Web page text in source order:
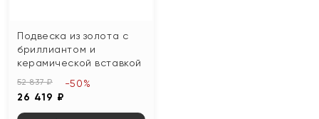
Подвеска из золота с
бриллиантом и
керамической вставкой
52 837 ₽
26 419 ₽
-50%